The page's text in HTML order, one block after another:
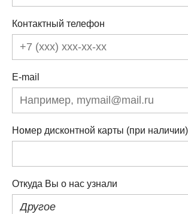
Контактный телефон
E-mail
Номер дисконтной карты (при наличии)
Откуда Вы о нас узнали
Другое